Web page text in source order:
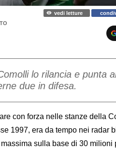
vedi letture
lo rilancia e punta
due in difesa.
con forza nelle stanze della
1997, era da tempo nei radar
sulla base di 30 milioni